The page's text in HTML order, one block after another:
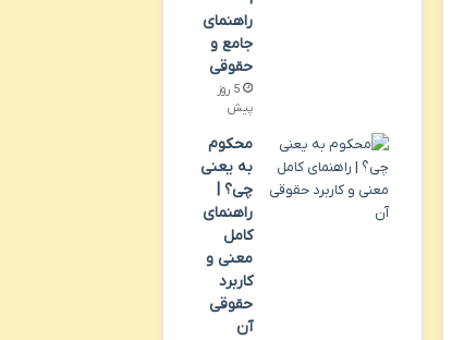
راهنمای
جامع و
حقوقی
5 روز
پیش
محکوم
به یعنی
چی؟ |
راهنمای
کامل
معنی و
کاربرد
حقوقی
آن